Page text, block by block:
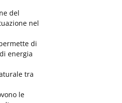
del
nel
di
energia
tra
le